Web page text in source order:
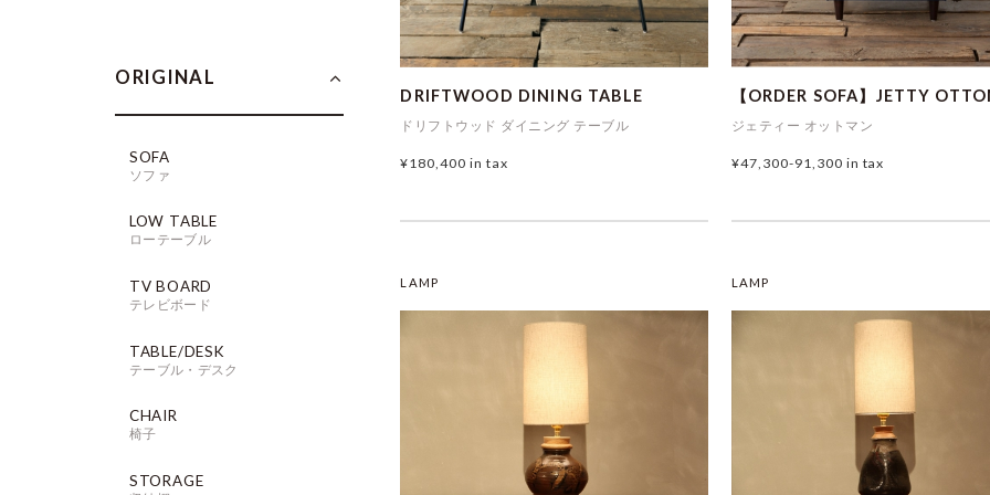
ORIGINAL
SOFA
ソファ
LOW TABLE
ローテーブル
TV BOARD
テレビボード
TABLE/DESK
テーブル・デスク
CHAIR
椅子
STORAGE
DRIFTWOOD DINING TABLE
ドリフトウッド ダイニング テーブル
¥180,400in tax
【ORDER SOFA】JETTY
ジェティー オットマン
¥47,300-91,300 in tax
LAMP LAMP